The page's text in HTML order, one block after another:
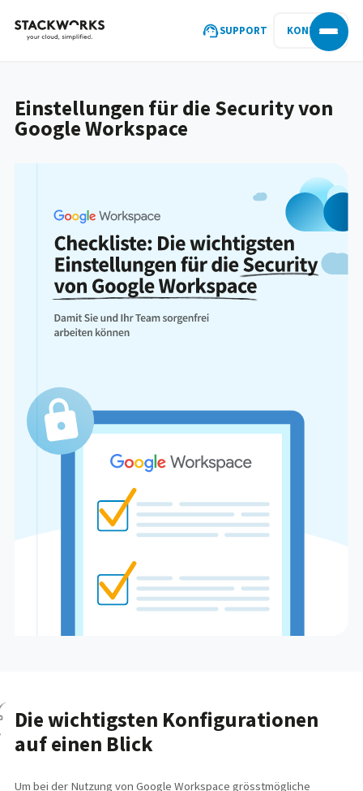
SUPPORT KONTAKT
Einstellungen für die Security von
Google Workspace
Die wichtigsten Konfigurationen
auf einen Blick
Um bei der Nutzung von Google Workspace grösstmögliche